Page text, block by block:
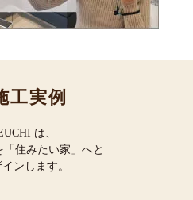
工実例
は、
「住みたい家」へと
ンします。